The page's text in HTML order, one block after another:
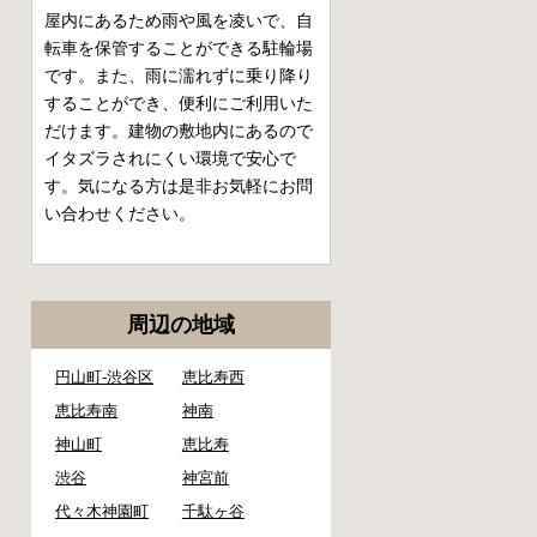
屋内にあるため雨や風を凌いで、自
転車を保管することができる駐輪場
です。また、雨に濡れずに乗り降り
することができ、便利にご利用いた
だけます。建物の敷地内にあるので
イタズラされにくい環境で安心で
す。気になる方は是非お気軽にお問
い合わせください。
周辺の地域
円山町-渋谷区
恵比寿西
恵比寿南
神南
神山町
恵比寿
渋谷
神宮前
代々木神園町
千駄ヶ谷